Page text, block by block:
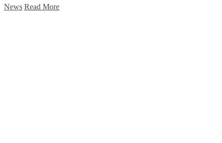
News Read More